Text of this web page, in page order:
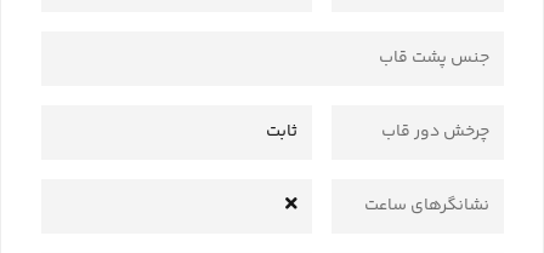
جنس پشت قاب
چرخش دور قاب ثابت
نشانگرهای ساعت